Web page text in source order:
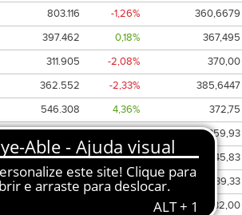
803.116 -1,26%
360,6679
397.462 0,18%
367,495
311.905 -2,08%
370,00
362.552 -2,33%
385,6447
546.308 4,36%
372,75
396.407 2,23%
359,93
435.161 3,26%
345,83
534.137 3,69%
339,33
332,00